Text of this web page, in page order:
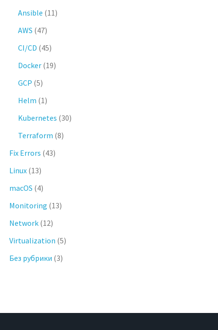
Ansible (11)
AWS (47)
CI/CD (45)
Docker (19)
GCP (5)
Helm (1)
Kubernetes (30)
Terraform (8)
Fix Errors (43)
Linux (13)
macOS (4)
Monitoring (13)
Network (12)
Virtualization (5)
Без рубрики (3)